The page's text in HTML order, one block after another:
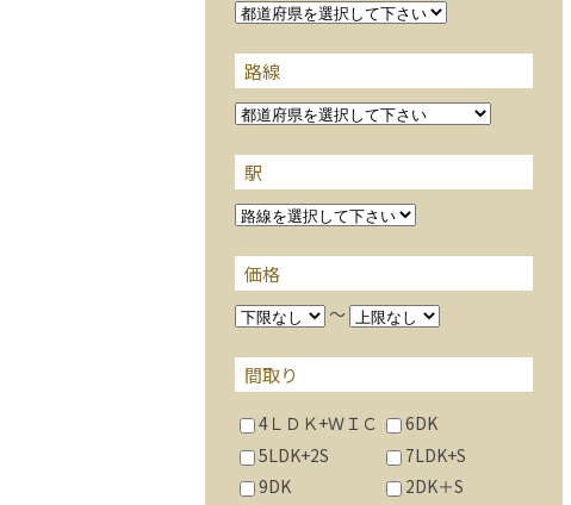
路線
駅
価格
～
間取り
4ＬＤＫ+ＷＩＣ
6DK
5LDK+2S
7LDK+S
9DK
2DK＋S